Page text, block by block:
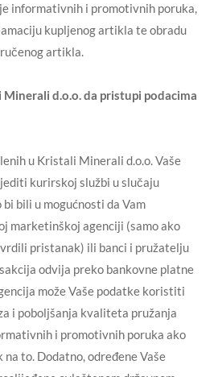
informativnih i promotivnih poruka,
kupljenog artikla te obradu
artikla.
d.o.o. da pristupi podacima
u Kristali Minerali d.o.o. Vaše
kurirskoj službi u slučaju
bili u mogućnosti da Vam
marketinškoj agenciji (samo ako
pristanak) ili banci i pružatelju
odvija preko bankovne platne
može Vaše podatke koristiti
i poboljšanja kvaliteta pružanja
i promotivnih poruka ako
to. Dodatno, određene Vaše